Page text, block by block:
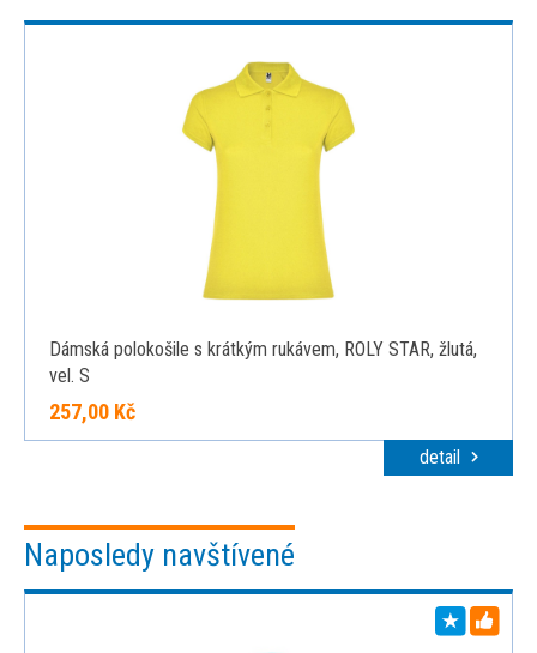
Dámská polokošile s krátkým rukávem, ROLY STAR, žlutá,
vel. S
257,00 Kč
detail
Naposledy navštívené